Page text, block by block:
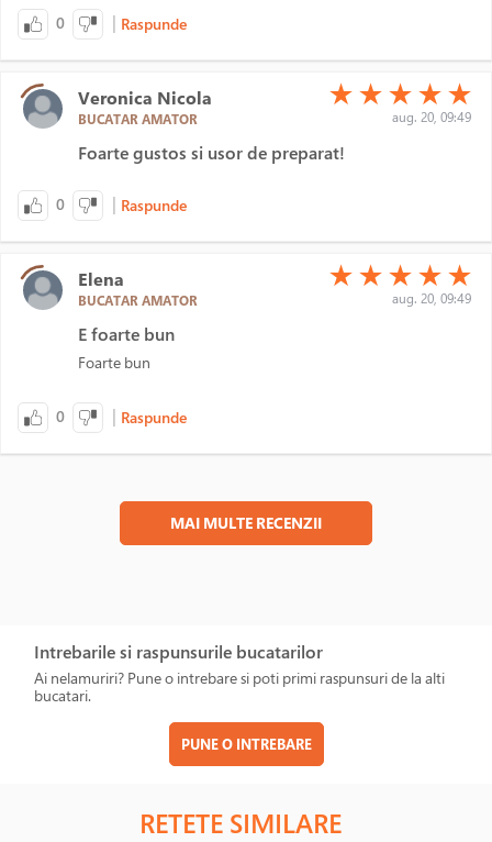
0 | Raspunde
Veronica Nicola
BUCATAR AMATOR
(*)
★ (*)
★ (*)
★ (*)
★ (*)
★
aug. 20, 09:49
Foarte gustos si usor de preparat!
0 | Raspunde
Elena
BUCATAR AMATOR
(*)
★ (*)
★ (*)
★ (*)
★ (*)
★
aug. 20, 09:49
E foarte bun
Foarte bun
0 | Raspunde
MAI MULTE RECENZII
Intrebarile si raspunsurile bucatarilor
Ai nelamuriri? Pune o intrebare si poti primi raspunsuri de la alti
bucatari.
PUNE O INTREBARE
RETETE SIMILARE